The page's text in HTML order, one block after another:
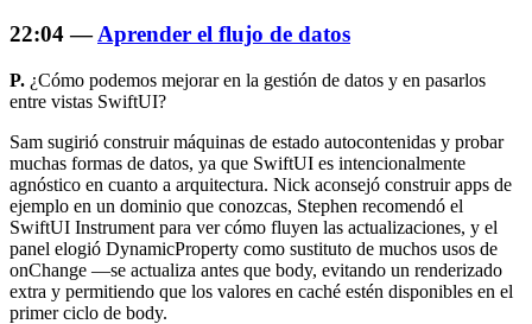
22:04 —Aprender el flujo de datos
P. ¿Cómo podemos mejorar en la gestión de datos y en pasarlos
entre vistas SwiftUI?
Sam sugirió construir máquinas de estado autocontenidas y probar
muchas formas de datos, ya que SwiftUI es intencionalmente
agnóstico en cuanto a arquitectura. Nick aconsejó construir apps de
ejemplo en un dominio que conozcas, Stephen recomendó el
SwiftUI Instrument para ver cómo fluyen las actualizaciones, y el
panel elogió DynamicProperty como sustituto de muchos usos de
onChange —se actualiza antes que body, evitando un renderizado
extra y permitiendo que los valores en caché estén disponibles en el
primer ciclo de body.